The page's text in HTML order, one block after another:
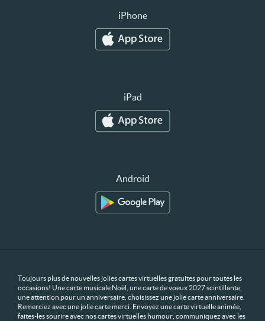
iPhone
iPad
Android
Toujours plus de nouvelles jolies cartes virtuelles gratuites pour toutes les
occasions! Une carte musicale Noël, une carte de voeux 2027 scintillante,
une attention pour un anniversaire, choisissez une jolie carte anniversaire.
Remerciez avec une jolie carte merci. Envoyez une carte virtuelle animée,
faites-les sourire avec nos cartes virtuelles humour, communiquez avec les